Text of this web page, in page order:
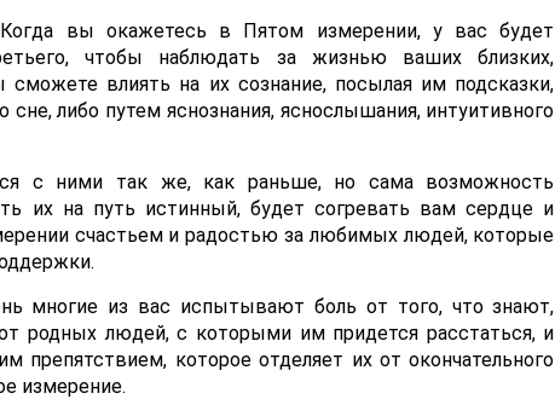
вы окажетесь в Пятом измерении, у вас будет
чтобы наблюдать за жизнью ваших близких,
влиять на их сознание, посылая им подсказки,
сне, либо путем яснознания, яснослышания, интуитивного
с ними так же, как раньше, но сама возможность
их на путь истинный, будет согревать вам сердце и
счастьем и радостью за любимых людей, которые
многие из вас испытывают боль от того, что знают,
родных людей, с которыми им придется расстаться, и
препятствием, которое отделяет их от окончательного
измерение.